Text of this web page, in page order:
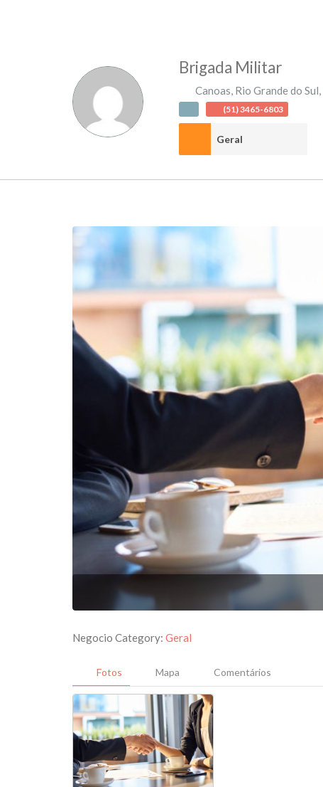
Brigada Militar
Canoas, Rio Grande do Sul,
(51) 3465-6803
Geral
Negocio Category: Geral
Fotos Mapa Comentários